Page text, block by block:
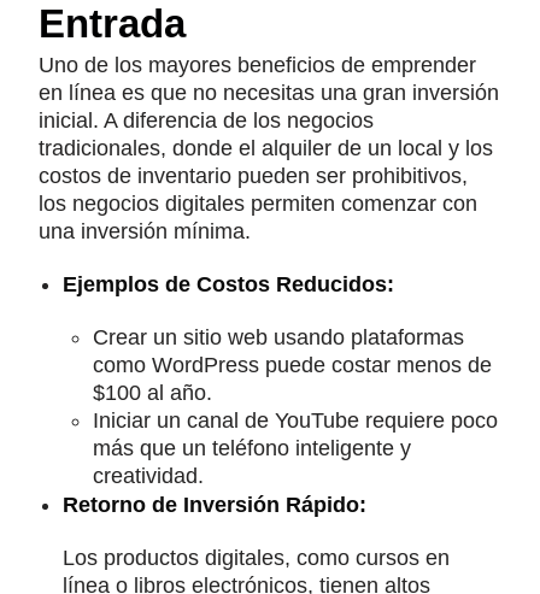
Entrada
Uno de los mayores beneficios de emprender
en línea es que no necesitas una gran inversión
inicial. A diferencia de los negocios
tradicionales, donde el alquiler de un local y los
costos de inventario pueden ser prohibitivos,
los negocios digitales permiten comenzar con
una inversión mínima.
Ejemplos de Costos Reducidos:
Crear un sitio web usando plataformas
como WordPress puede costar menos de
$100 al año.
Iniciar un canal de YouTube requiere poco
más que un teléfono inteligente y
creatividad.
Retorno de Inversión Rápido:
Los productos digitales, como cursos en
línea o libros electrónicos, tienen altos